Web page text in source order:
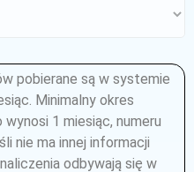
pobierane są w systemie
Minimalny okres
1 miesiąc, numeru
nie ma innej informacji
odbywają się w